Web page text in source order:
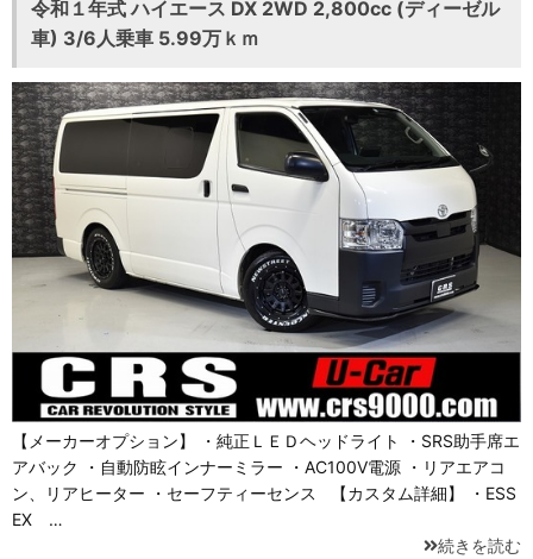
令和１年式 ハイエース DX 2WD 2,800cc (ディーゼル
車) 3/6人乗車 5.99万ｋｍ
【メーカーオプション】 ・純正ＬＥＤヘッドライト ・SRS助手席エ
アバック ・自動防眩インナーミラー ・AC100V電源 ・リアエアコ
ン、リアヒーター ・セーフティーセンス 【カスタム詳細】 ・ESS
EX …
続きを読む